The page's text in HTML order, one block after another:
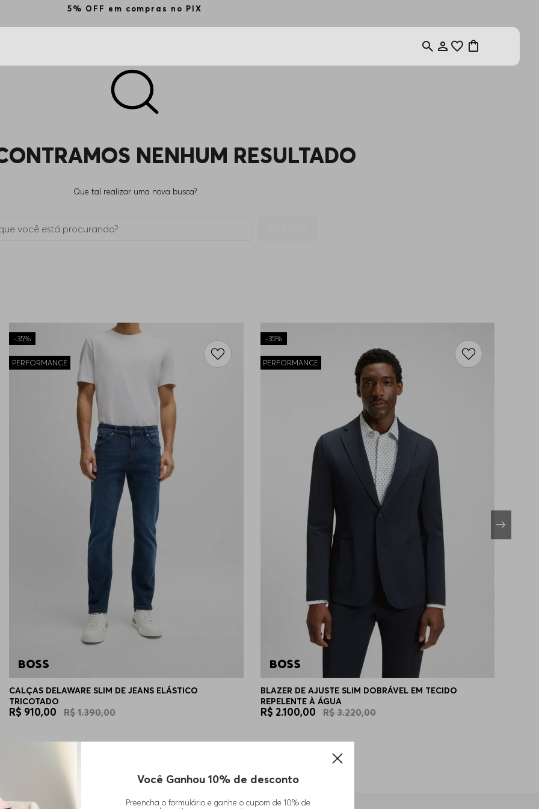
5% OFF em compras no PIX
Você Ganhou 10% de desconto
Preencha o formulário e ganhe o cupom de 10% de
NENHUM RESULTADO
Que tal realizar uma nova busca?
-35%
PERFORMANCE
CALÇAS DELAWARE SLIM DE JEANS ELÁSTICO
TRICOTADO
R$ 910,00 R$ 1.390,00
-35%
PERFORMANCE
BLAZER DE AJUSTE SLIM DOBRÁVEL EM TECIDO
REPELENTE À ÁGUA
R$ 2.100,00 R$ 3.220,00